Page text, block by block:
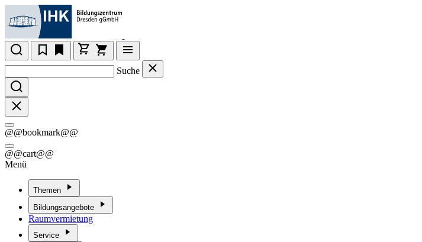
Suche
@@bookmark@@
@@cart@@
Menü
Themen
Bildungsangebote
Raumvermietung
Service